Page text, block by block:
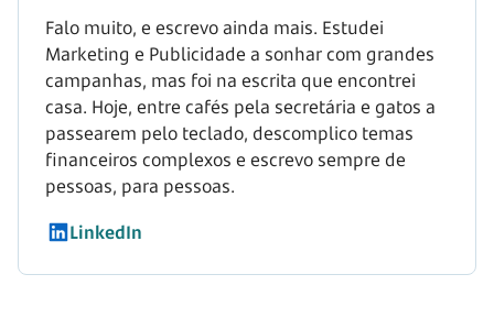
Falo muito, e escrevo ainda mais. Estudei
Marketing e Publicidade a sonhar com grandes
campanhas, mas foi na escrita que encontrei
casa. Hoje, entre cafés pela secretária e gatos a
passearem pelo teclado, descomplico temas
financeiros complexos e escrevo sempre de
pessoas, para pessoas.
LinkedIn